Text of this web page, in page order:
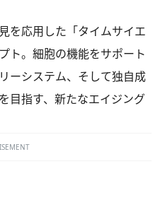
を応用した「タイムサイエ
ト。細胞の機能をサポート
ーシステム、そして独自成
目指す、新たなエイジング